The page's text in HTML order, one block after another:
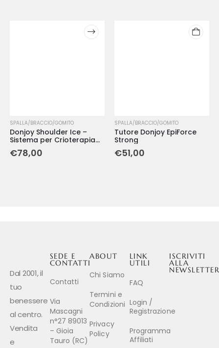
SPALLA/BRACCIO/GOMITO
Donjoy Shoulder Ice –
Sistema per Crioterapia
Compressiva della Spalla
€78,00
SPALLA/BRACCIO/GOMITO
Tutore Donjoy EpiForce
Strong
€51,00
Dal 2001, il
tuo
benessere
al centro.
Vendita
e
LINK
UTILI
FAQ
Login /
Registrazione
Programma
Affiliati
ABOUT
Chi Siamo
Termini e
Condizioni
Privacy
Policy
SEDE E
CONTATTI
Contatti
Via
Mascagni
n°27 89013
– Gioia
Tauro (RC)
ISCRIVITI
ALLA